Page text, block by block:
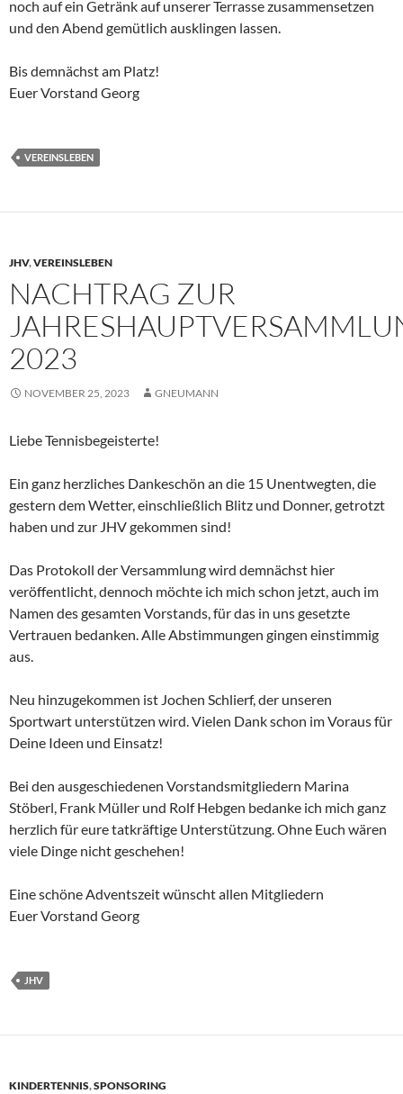
noch auf ein Getränk auf unserer Terrasse zusammensetzen
und den Abend gemütlich ausklingen lassen.
Bis demnächst am Platz!
Euer Vorstand Georg
VEREINSLEBEN
JHV,VEREINSLEBEN
NACHTRAG ZUR
2023
NOVEMBER 25, 2023 GNEUMANN
Liebe Tennisbegeisterte!
Ein ganz herzliches Dankeschön an die 15 Unentwegten, die
gestern dem Wetter, einschließlich Blitz und Donner, getrotzt
haben und zur JHV gekommen sind!
Das Protokoll der Versammlung wird demnächst hier
veröffentlicht, dennoch möchte ich mich schon jetzt, auch im
Namen des gesamten Vorstands, für das in uns gesetzte
Vertrauen bedanken. Alle Abstimmungen gingen einstimmig
aus.
Neu hinzugekommen ist Jochen Schlierf, der unseren
Sportwart unterstützen wird. Vielen Dank schon im Voraus für
Deine Ideen und Einsatz!
Bei den ausgeschiedenen Vorstandsmitgliedern Marina
Stöberl, Frank Müller und Rolf Hebgen bedanke ich mich ganz
herzlich für eure tatkräftige Unterstützung. Ohne Euch wären
viele Dinge nicht geschehen!
Eine schöne Adventszeit wünscht allen Mitgliedern
Euer Vorstand Georg
JHV
KINDERTENNIS,SPONSORING